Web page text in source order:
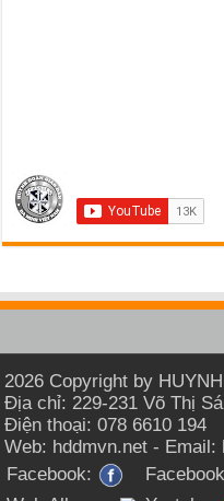
2026 Copyright by
Địa chỉ: 229-231 Võ Thị
Điện thoại: 078 6610 194
Web: hddmvn.net - Email:
Facebook: